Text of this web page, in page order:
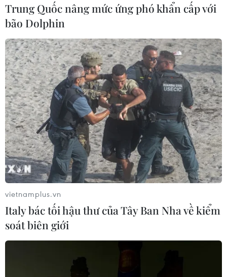
Trung Quốc nâng mức ứng phó khẩn cấp với
bão Dolphin
vietnamplus.vn
Italy bác tối hậu thư của Tây Ban Nha về kiểm
soát biên giới